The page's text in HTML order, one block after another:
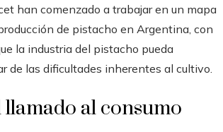
han comenzado a trabajar en un mapa
de pistacho en Argentina, con
la industria del pistacho pueda
de las dificultades inherentes al cultivo.
al consumo